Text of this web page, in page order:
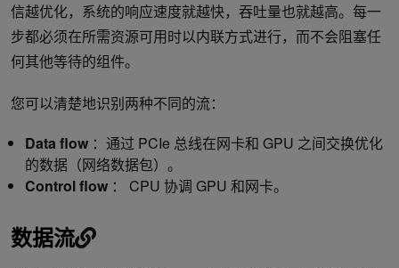
信越优化，系统的响应速度就越快，吞吐量也就越高。每一
步都必须在所需资源可用时以内联方式进行，而不会阻塞任
何其他等待的组件。
您可以清楚地识别两种不同的流：
Data flow ：通过 PCIe 总线在网卡和 GPU 之间交换优化
的数据（网络数据包）。
Control flow ： CPU 协调 GPU 和网卡。
数据流